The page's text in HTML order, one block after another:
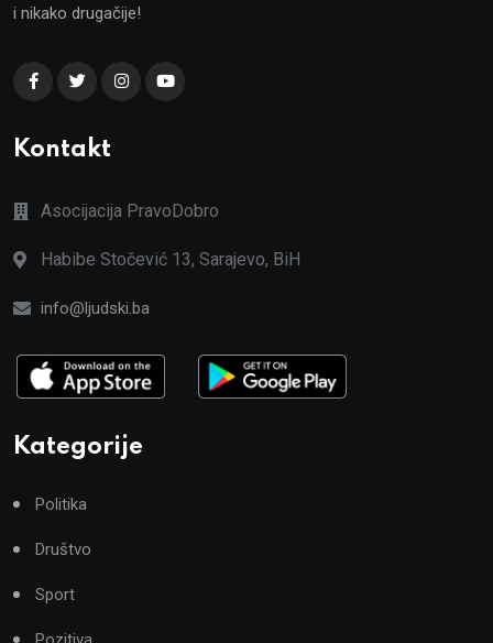
i nikako drugačije!
Kontakt
Asocijacija PravoDobro
Habibe Stočević 13, Sarajevo, BiH
info@ljudski.ba
Kategorije
Politika
Društvo
Sport